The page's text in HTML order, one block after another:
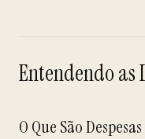
Entendendo as
O Que São